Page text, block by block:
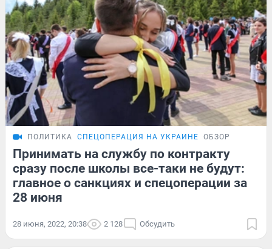
ПОЛИТИКА СПЕЦОПЕРАЦИЯ НА УКРАИНЕ ОБЗОР
Принимать на службу по контракту
сразу после школы все-таки не будут:
главное о санкциях и спецоперации за
28 июня
28 июня, 2022, 20:38 2 128 Обсудить